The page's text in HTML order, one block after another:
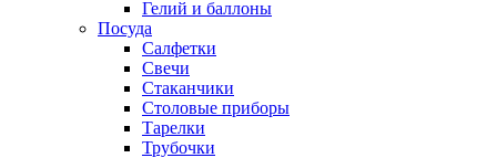
Гелий и баллоны
Посуда
Салфетки
Свечи
Стаканчики
Столовые приборы
Тарелки
Трубочки